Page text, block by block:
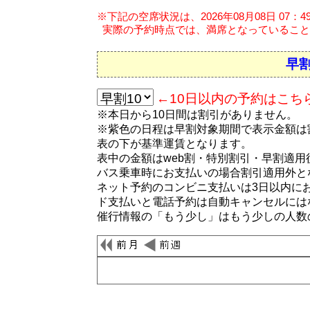
※下記の空席状況は、2026年08月08日 07：
実際の予約時点では、満席となっているこ
早
←10日以内の予約はこち
※本日から10日間は割引がありません。
※紫色の日程は早割対象期間で表示金額
表の下が基準運賃となります。
表中の金額はweb割・特別割引・早割適
バス乗車時にお支払いの場合割引適用外
ネット予約のコンビニ支払いは3日以内に
ド支払いと電話予約は自動キャンセルに
催行情報の「もう少し」はもう少しの人